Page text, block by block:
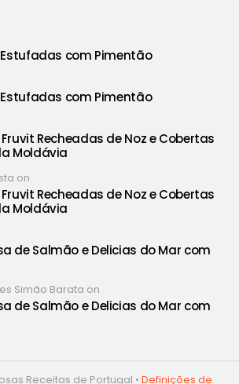
Estufadas com Pimentão
Estufadas com Pimentão
Recheadas de Noz e Cobertas
Moldávia
on
Recheadas de Noz e Cobertas
Moldávia
de Salmão e Delicias do Mar com
Simão Barata on
de Salmão e Delicias do Mar com
Receitas de Portugal • Definições de